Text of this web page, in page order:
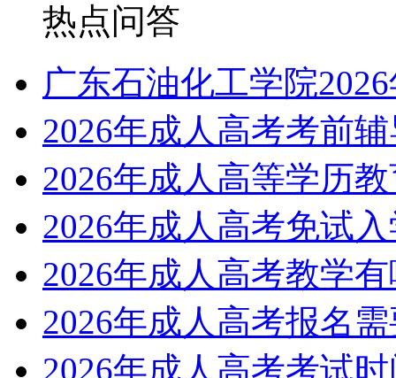
热点问答
广东石油化工学院
2026年成人高考考前
2026年成人高等学历
2026年成人高考免试
2026年成人高考教学
2026年成人高考报名
2026年成人高考考试